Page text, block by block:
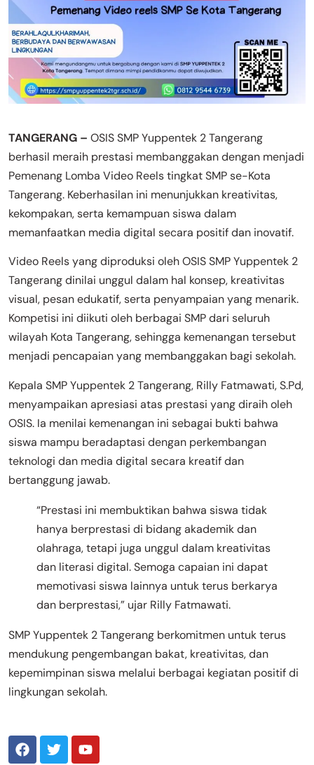
TANGERANG – OSIS SMP Yuppentek 2 Tangerang
berhasil meraih prestasi membanggakan dengan menjadi
Pemenang Lomba Video Reels tingkat SMP se-Kota
Tangerang. Keberhasilan ini menunjukkan kreativitas,
kekompakan, serta kemampuan siswa dalam
memanfaatkan media digital secara positif dan inovatif.
Video Reels yang diproduksi oleh OSIS SMP Yuppentek 2
Tangerang dinilai unggul dalam hal konsep, kreativitas
visual, pesan edukatif, serta penyampaian yang menarik.
Kompetisi ini diikuti oleh berbagai SMP dari seluruh
wilayah Kota Tangerang, sehingga kemenangan tersebut
menjadi pencapaian yang membanggakan bagi sekolah.
Kepala SMP Yuppentek 2 Tangerang, Rilly Fatmawati, S.Pd,
menyampaikan apresiasi atas prestasi yang diraih oleh
OSIS. Ia menilai kemenangan ini sebagai bukti bahwa
siswa mampu beradaptasi dengan perkembangan
teknologi dan media digital secara kreatif dan
bertanggung jawab.
“Prestasi ini membuktikan bahwa siswa tidak
hanya berprestasi di bidang akademik dan
olahraga, tetapi juga unggul dalam kreativitas
dan literasi digital. Semoga capaian ini dapat
memotivasi siswa lainnya untuk terus berkarya
dan berprestasi,” ujar Rilly Fatmawati.
SMP Yuppentek 2 Tangerang berkomitmen untuk terus
mendukung pengembangan bakat, kreativitas, dan
kepemimpinan siswa melalui berbagai kegiatan positif di
lingkungan sekolah.